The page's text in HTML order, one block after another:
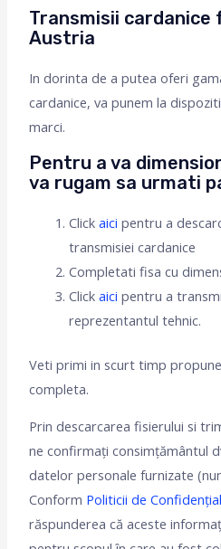
Transmisii cardanice
Austria
In dorinta de a putea oferi
cardanice, va punem la
marci.
Pentru a va
va rugam sa urmati
Clickaici pentru a
transmisiei cardanice
Completati fisa cu
Clickaici pentru a
reprezentantul tehnic.
Veti primi in scurt timp
completa.
Prin descarcarea fisierului si
ne confirmați consimțământul
datelor personale furnizate
Conform Politicii de
răspunderea că aceste